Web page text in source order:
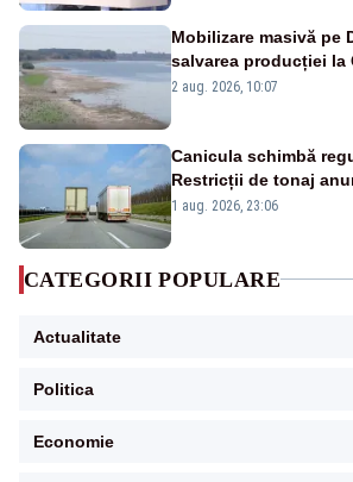
Mobilizare masivă pe
salvarea producției la
va detona o stâncă și
2 aug. 2026, 10:07
Canicula schimbă
Restricții de tonaj
județe
1 aug. 2026, 23:06
CATEGORII POPULARE
Actualitate
Politica
Economie